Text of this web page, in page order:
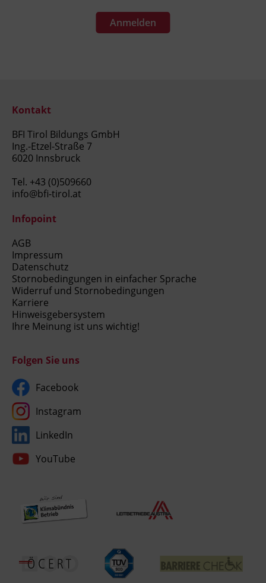
Anmelden
Kontakt
BFI Tirol Bildungs GmbH
Ing.-Etzel-Straße 7
6020 Innsbruck
Tel. +43 (0)509660
info@bfi-tirol.at
Infopoint
AGB
Impressum
Datenschutz
Stornobedingungen in einfacher Sprache
Widerruf und Stornobedingungen
Karriere
Hinweisgebersystem
Ihre Meinung ist uns wichtig!
Folgen Sie uns
Facebook
Instagram
LinkedIn
YouTube